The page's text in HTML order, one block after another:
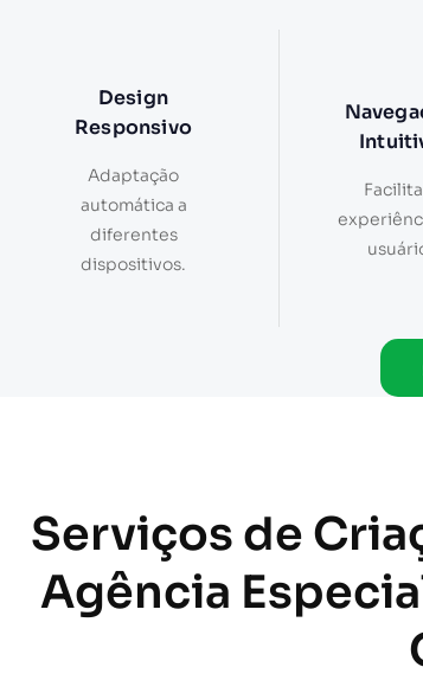
Design
Responsivo
Adaptação
automática a
diferentes
dispositivos.
Serviços de
Agência